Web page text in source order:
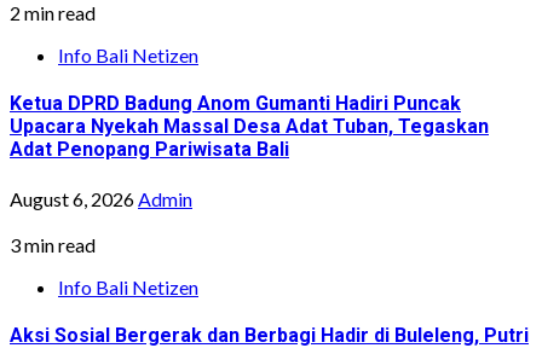
2 min read
Info Bali Netizen
Ketua DPRD Badung Anom Gumanti Hadiri Puncak
Upacara Nyekah Massal Desa Adat Tuban, Tegaskan
Adat Penopang Pariwisata Bali
August 6, 2026 Admin
3 min read
Info Bali Netizen
Aksi Sosial Bergerak dan Berbagi Hadir di Buleleng, Putri